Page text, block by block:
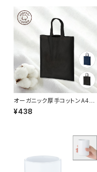
オーガニック厚手コットンA4フラ
ットバッグ MG
¥438